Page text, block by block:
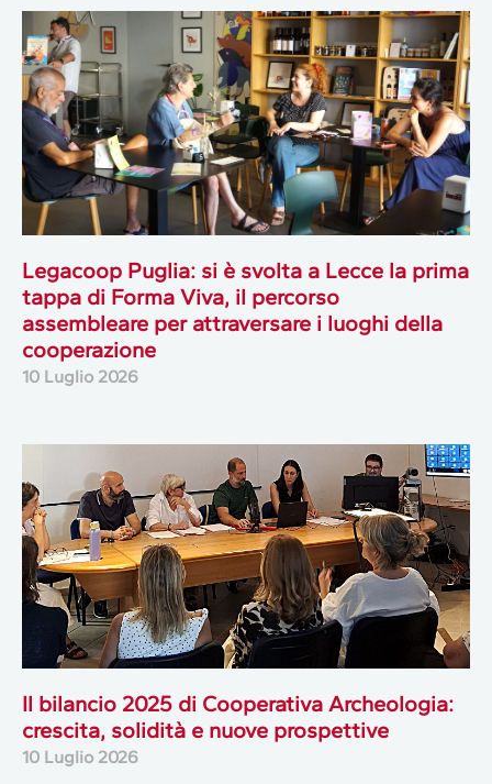
Legacoop Puglia: si è svolta a Lecce la prima
tappa di Forma Viva, il percorso
assembleare per attraversare i luoghi della
cooperazione
10 Luglio 2026
Il bilancio 2025 di Cooperativa Archeologia:
crescita, solidità e nuove prospettive
10 Luglio 2026